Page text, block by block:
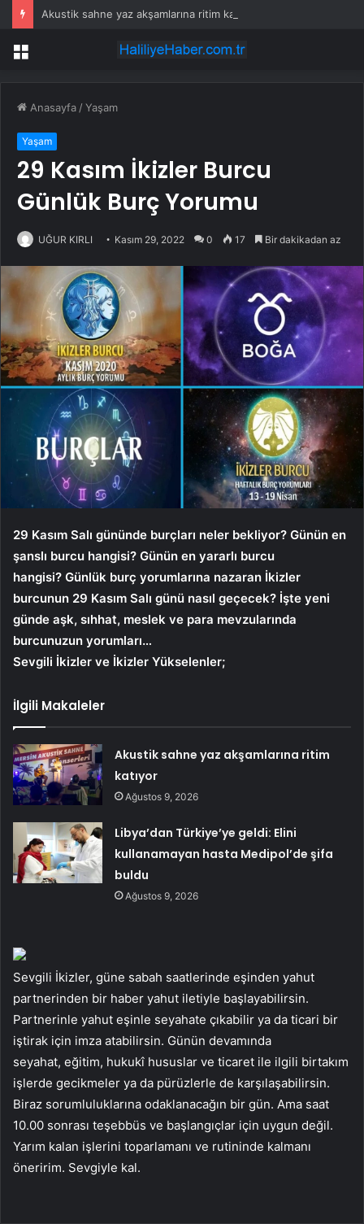
Akustik sahne yaz akşamlarına ritim katıyor
Menü
Anasayfa /Yaşam
Yaşam
29 Kasım İkizler Burcu
Günlük Burç Yorumu
UĞUR KIRLI Kasım 29, 2022 0 17 Bir dakikadan az
29 Kasım Salı gününde burçları neler bekliyor? Günün en
şanslı burcu hangisi? Günün en yararlı burcu
hangisi? Günlük burç yorumlarına nazaran İkizler
burcunun 29 Kasım Salı günü nasıl geçecek? İşte yeni
günde aşk, sıhhat, meslek ve para mevzularında
burcunuzun yorumları…
Sevgili İkizler ve İkizler Yükselenler;
İlgili Makaleler
Akustik sahne yaz akşamlarına ritim
katıyor
Ağustos 9, 2026
Libya’dan Türkiye’ye geldi: Elini
kullanamayan hasta Medipol’de şifa
buldu
Ağustos 9, 2026
Sevgili İkizler, güne sabah saatlerinde eşinden yahut
partnerinden bir haber yahut iletiyle başlayabilirsin.
Partnerinle yahut eşinle seyahate çıkabilir ya da ticari bir
iştirak için imza atabilirsin. Günün devamında
seyahat, eğitim, hukukî hususlar ve ticaret ile ilgili birtakım
işlerde gecikmeler ya da pürüzlerle de karşılaşabilirsin.
Biraz sorumluluklarına odaklanacağın bir gün. Ama saat
10.00 sonrası teşebbüs ve başlangıçlar için uygun değil.
Yarım kalan işlerini toparlamanı ve rutininde kalmanı
öneririm. Sevgiyle kal.